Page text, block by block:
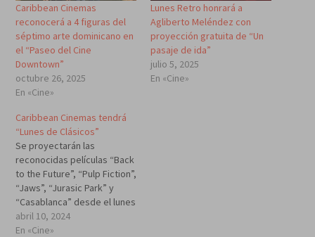
Caribbean Cinemas
reconocerá a 4 figuras del
séptimo arte dominicano en
el “Paseo del Cine
Downtown”
octubre 26, 2025
En «Cine»
Lunes Retro honrará a
Agliberto Meléndez con
proyección gratuita de “Un
pasaje de ida”
julio 5, 2025
En «Cine»
Caribbean Cinemas tendrá
“Lunes de Clásicos”
Se proyectarán las
reconocidas películas “Back
to the Future”, “Pulp Fiction”,
“Jaws”, “Jurasic Park” y
“Casablanca” desde el lunes
15 de abril SANTO
DOMINGO.- Motivados por la
abril 10, 2024
En «Cine»